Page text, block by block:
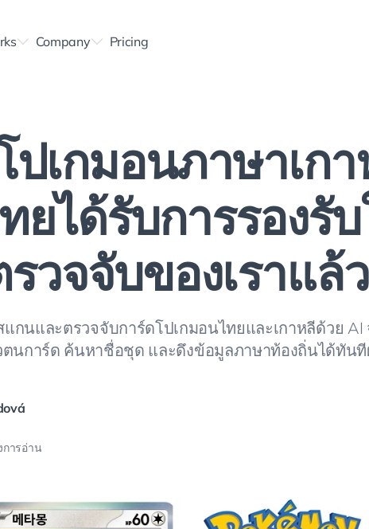
Company Pricing
ปเกมอนภาษาเก
ยได้รับการรองรั
วจจับของเราแล้
แกนและตรวจจับการ์ดโปเกมอนไทยและเกาหลีด้วย AI
ตนการ์ด ค้นหาชื่อชุด และดึงข้อมูลภาษาท้องถิ่นได้ทันที
การอ่าน